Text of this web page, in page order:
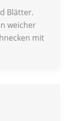
Blätter.
weicher
mit